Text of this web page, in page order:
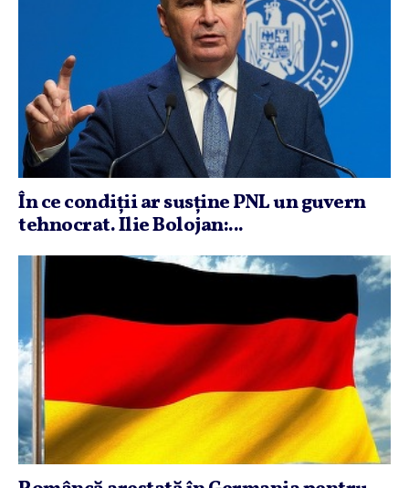
În ce condiţii ar susţine PNL un guvern
tehnocrat. Ilie Bolojan:...